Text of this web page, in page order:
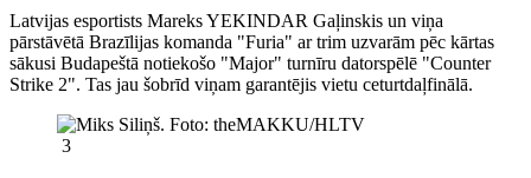
Latvijas esportists Mareks YEKINDAR Gaļinskis un viņa
pārstāvētā Brazīlijas komanda "Furia" ar trim uzvarām pēc kārtas
sākusi Budapeštā notiekošo "Major" turnīru datorspēlē "Counter
Strike 2". Tas jau šobrīd viņam garantējis vietu ceturtdaļfinālā.
3